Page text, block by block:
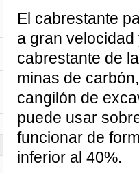
El cabrestante
a gran
cabrestante de
minas de
cangilón de
puede usar
funcionar de
inferior al 40%.